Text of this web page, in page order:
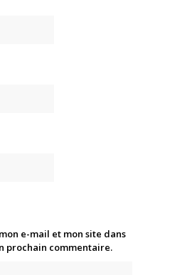
e-mail et mon site dans
prochain commentaire.